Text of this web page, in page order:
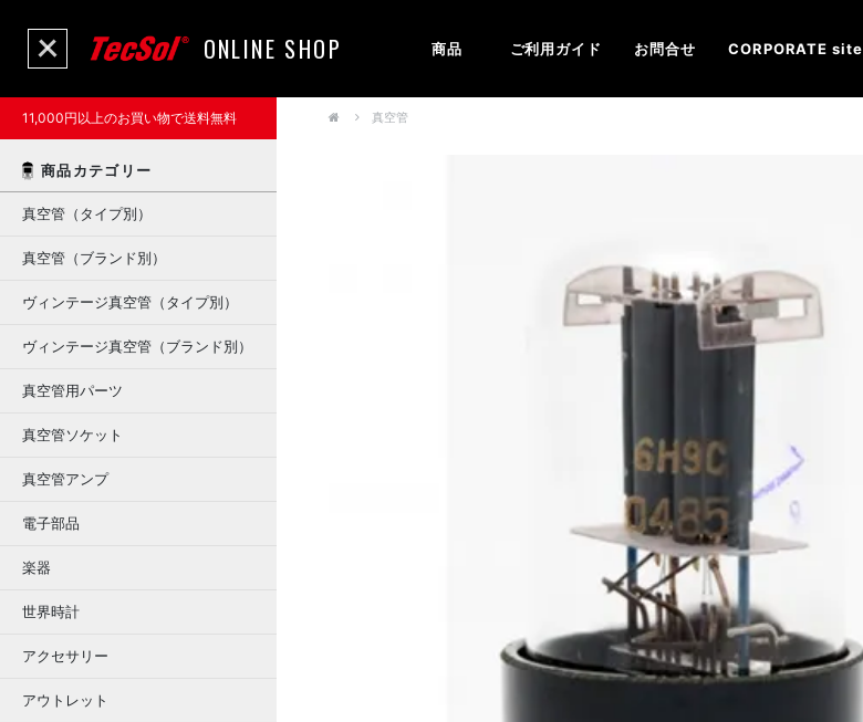
ONLINE SHOP 商品 ご利用ガイド お問合せ CORPORATE site
11,000円以上のお買い物で送料無料
商品カテゴリー
真空管（タイプ別）
真空管（ブランド別）
ヴィンテージ真空管（タイプ別）
ヴィンテージ真空管（ブランド別）
真空管用パーツ
真空管ソケット
真空管アンプ
電子部品
楽器
世界時計
アクセサリー
アウトレット
真空管